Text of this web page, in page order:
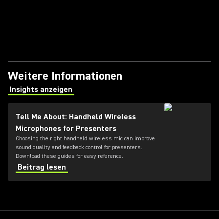
Weitere Informationen
Insights anzeigen
(Opens in a new tab)
Tell Me About: Handheld Wireless
Microphones for Presenters
Choosing the right handheld wireless mic can improve
sound quality and feedback control for presenters.
Download these guides for easy reference.
Beitrag lesen